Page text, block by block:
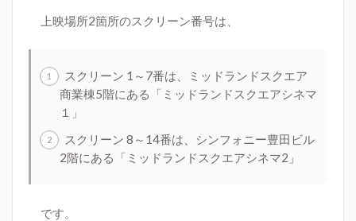
上映場所2箇所のスクリーン番号は、
スクリーン 1～7番は、
ミッドランドスクエア
商業棟5階にある 「ミッドランドスクエアシネマ
１」
スクリーン 8～14番は、 シンフォニー豊田ビル
2階にある 「ミッドランドスクエアシネマ2」
です。